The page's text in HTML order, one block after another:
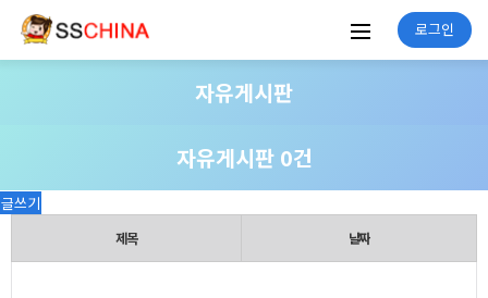
로그인
자유게시판
자유게시판 0건
글쓰기
제목 날짜